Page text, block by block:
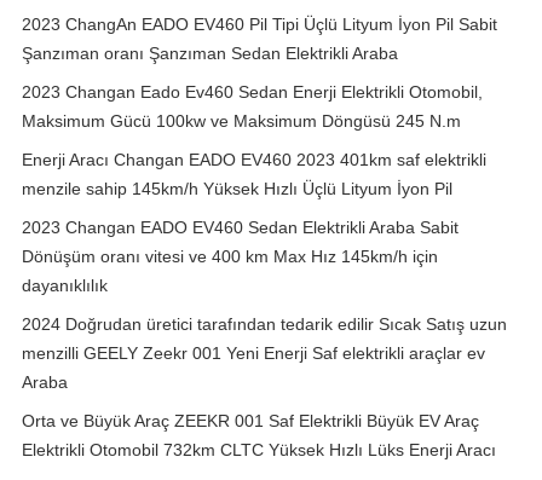
2023 ChangAn EADO EV460 Pil Tipi Üçlü Lityum İyon Pil Sabit
Şanzıman oranı Şanzıman Sedan Elektrikli Araba
2023 Changan Eado Ev460 Sedan Enerji Elektrikli Otomobil,
Maksimum Gücü 100kw ve Maksimum Döngüsü 245 N.m
Enerji Aracı Changan EADO EV460 2023 401km saf elektrikli
menzile sahip 145km/h Yüksek Hızlı Üçlü Lityum İyon Pil
2023 Changan EADO EV460 Sedan Elektrikli Araba Sabit
Dönüşüm oranı vitesi ve 400 km Max Hız 145km/h için
dayanıklılık
2024 Doğrudan üretici tarafından tedarik edilir Sıcak Satış uzun
menzilli GEELY Zeekr 001 Yeni Enerji Saf elektrikli araçlar ev
Araba
Orta ve Büyük Araç ZEEKR 001 Saf Elektrikli Büyük EV Araç
Elektrikli Otomobil 732km CLTC Yüksek Hızlı Lüks Enerji Aracı